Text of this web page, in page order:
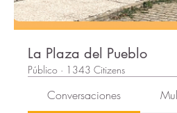
La Plaza del Pueblo
Público · 1343 Citizens
Conversaciones